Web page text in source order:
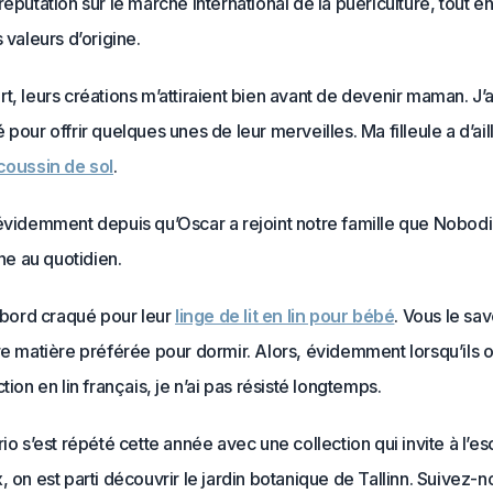
d’origine.
leurs créations m’attiraient bien avant de devenir maman.
pour offrir quelques unes de leur merveilles. Ma filleule a
de sol.
depuis qu’Oscar a rejoint notre famille que
au quotidien.
craqué pour leur linge de lit en lin pour bébé. Vous le
matière préférée pour dormir. Alors, évidemment lorsqu’ils
en lin français, je n’ai pas résisté longtemps.
s’est répété cette année avec une collection qui invite à
on est parti découvrir le jardin botanique de Tallinn. Suivez-